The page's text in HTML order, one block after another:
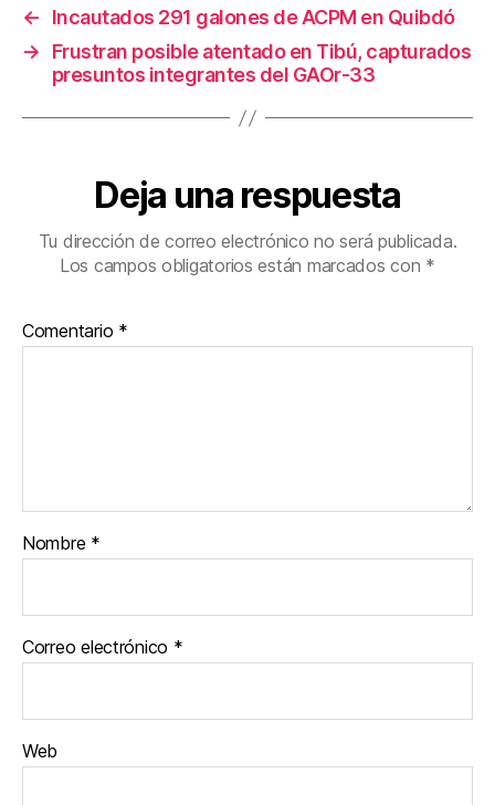
o
k
←
Incautados 291 galones de ACPM en Quibdó
→
Frustran posible atentado en Tibú, capturados
presuntos integrantes del GAOr-33
Deja una respuesta
Tu dirección de correo electrónico no será publicada.
Los campos obligatorios están marcados con *
Comentario *
Nombre *
Correo electrónico *
Web